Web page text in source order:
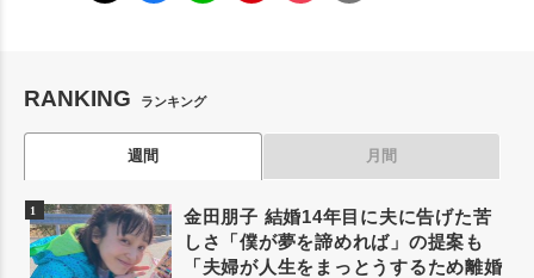
RANKING ランキング
週間 月間
金田朋子 結婚14年目に夫に告げた苦
しさ「僕が夢を諦めれば」の提案も
「夫婦が人生をまっとうするため離婚